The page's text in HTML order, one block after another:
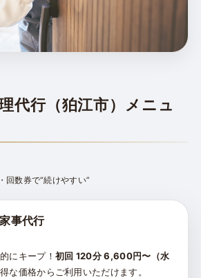
代行（狛江市）メニュ
回数券で“続けやすい”
事代行
にキープ！ 初回 120分 6,600円〜（水
な価格からご利用いただけます。